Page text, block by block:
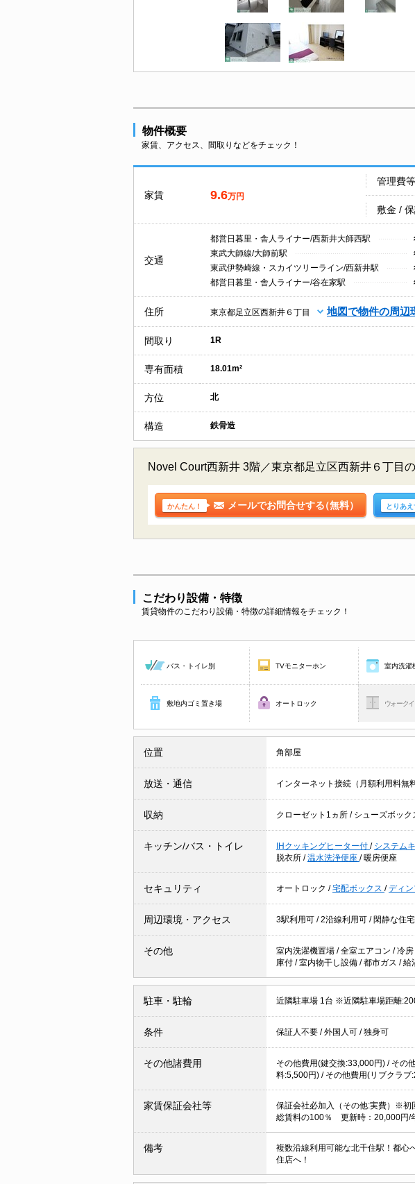
物件概要
家賃、アクセス、間取りなどをチェック！
家賃 9.6万円
管理費等
敷金 /
交通
都営日暮里・舎人ライナー/西新井大師西駅
東武大師線/大師前駅
東武伊勢崎線・スカイツリーライン/西新井駅
都営日暮里・舎人ライナー/谷在家駅
住所 東京都足立区西新井６丁目 地図で物件の周辺
間取り 1R
専有面積 18.01m²
方位 北
構造 鉄骨造
Novel Court西新井 3階／東京都足立区西新井６丁目
かんたん！ メールでお問合せする（無料） とりあえ
こだわり設備・特徴
賃貸物件のこだわり設備・特徴の詳細情報をチェック！
バス・トイレ別 TVモニターホン 室内洗濯
敷地内ゴミ置き場 オートロック ウォーク
位置 角部屋
放送・通信 インターネット接続（月額利用料無
収納 クローゼット1ヵ所 / シューズボック
キッチン/バス・トイレ IHクッキングヒーター付 / システム
脱衣所 /温水洗浄便座 / 暖房便座
セキュリティ オートロック /宅配ボックス /ディン
周辺環境・アクセス 3駅利用可 /2沿線利用可 / 閑静な住
その他 室内洗濯機置場 /全室エアコン /冷房
庫付 /室内物干し設備 /都市ガス /
駐車・駐輪 近隣駐車場 1台 ※近隣駐車場距離
条件 保証人不要 /外国人可 /独身可
その他諸費用
その他費用(鍵交換:33,000円) / その
料:5,500円) / その他費用(リブクラ
家賃保証会社等
保証会社必加入（その他:実費）※初
総賃料の100％ 更新時：20,000円/
備考
複数沿線利用可能な北千住駅！都心
住店へ！